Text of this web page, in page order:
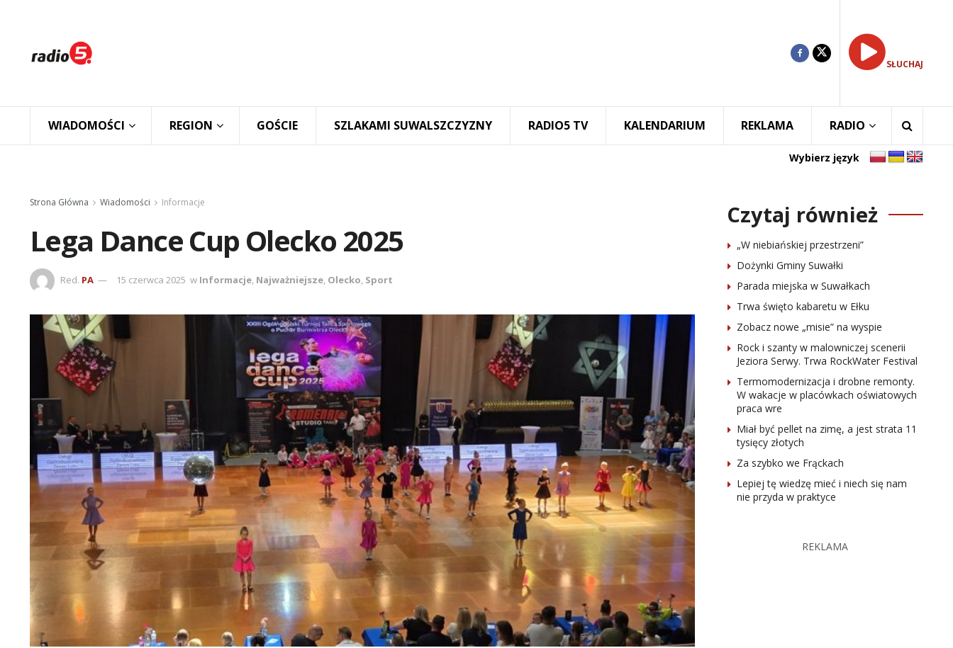
SŁUCHAJ
WIADOMOŚCI REGION GOŚCIE SZLAKAMI SUWALSZCZYZNY RADIO5 TV KALENDARIUM REKLAMA RADIO
Wybierz język
Strona Główna Wiadomości Informacje
Lega Dance Cup Olecko 2025
Red. PA 15 czerwca 2025 w Informacje, Najważniejsze, Olecko, Sport
Czytaj również
„W niebiańskiej przestrzeni”
Dożynki Gminy Suwałki
Parada miejska w Suwałkach
Trwa święto kabaretu w Ełku
Zobacz nowe „misie” na wyspie
Rock i szanty w malowniczej scenerii
Jeziora Serwy. Trwa RockWater Festival
Termomodernizacja i drobne remonty.
W wakacje w placówkach oświatowych
praca wre
Miał być pellet na zimę, a jest strata 11
tysięcy złotych
Za szybko we Frąckach
Lepiej tę wiedzę mieć i niech się nam
nie przyda w praktyce
REKLAMA